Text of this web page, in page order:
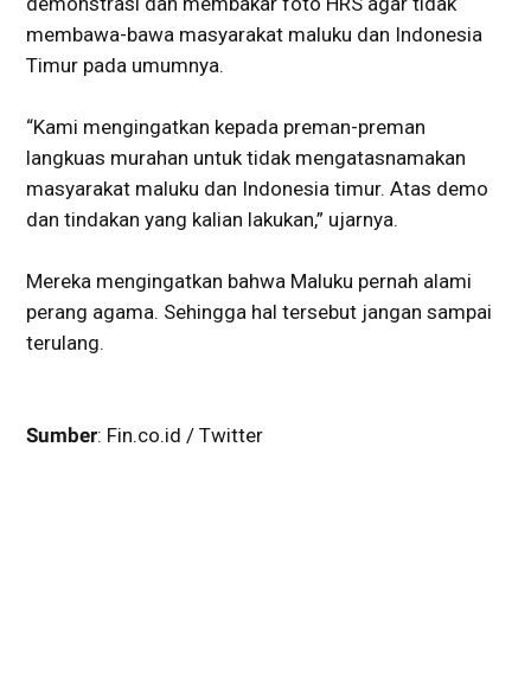
membawa-bawa masyarakat maluku dan Indonesia
Timur pada umumnya.
“Kami mengingatkan kepada preman-preman
langkuas murahan untuk tidak mengatasnamakan
masyarakat maluku dan Indonesia timur. Atas demo
dan tindakan yang kalian lakukan,” ujarnya.
Mereka mengingatkan bahwa Maluku pernah alami
perang agama. Sehingga hal tersebut jangan sampai
terulang.
Sumber: Fin.co.id / Twitter